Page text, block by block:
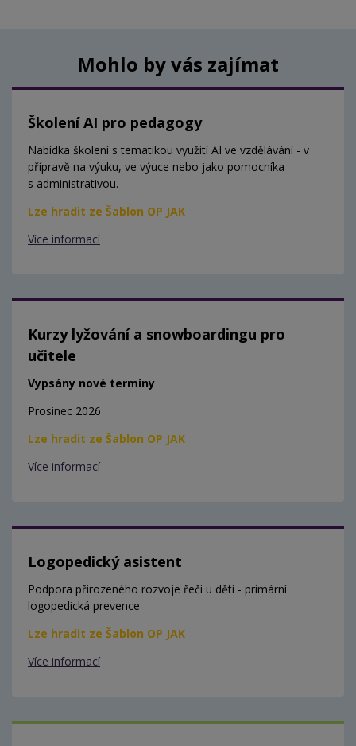
Mohlo by vás zajímat
Školení AI pro pedagogy
Nabídka školení s tematikou využití AI ve vzdělávání - v
přípravě na výuku, ve výuce nebo jako pomocníka
s administrativou.
Lze hradit ze Šablon OP JAK
Více informací
Kurzy lyžování a snowboardingu pro
učitele
Vypsány nové termíny
Prosinec 2026
Lze hradit ze Šablon OP JAK
Více informací
Logopedický asistent
Podpora přirozeného rozvoje řeči u dětí - primární
logopedická prevence
Lze hradit ze Šablon OP JAK
Více informací